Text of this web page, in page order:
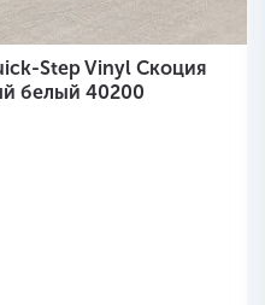
Step Vinyl Скоция
белый 40200